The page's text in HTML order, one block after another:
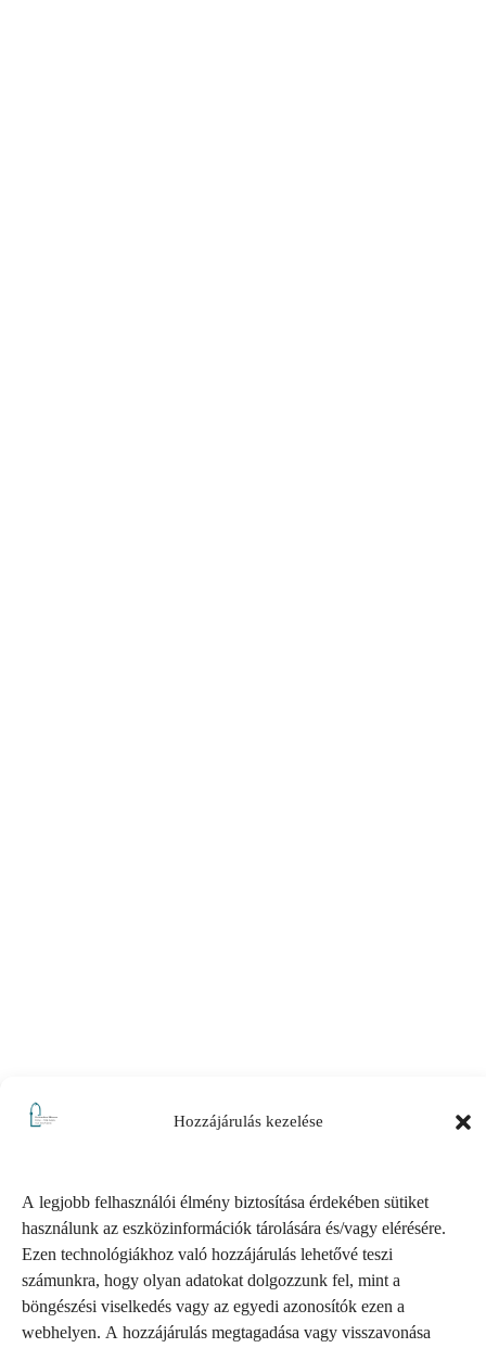
Hozzájárulás kezelése
A legjobb felhasználói élmény biztosítása érdekében sütiket
használunk az eszközinformációk tárolására és/vagy elérésére.
Ezen technológiákhoz való hozzájárulás lehetővé teszi
számunkra, hogy olyan adatokat dolgozzunk fel, mint a
böngészési viselkedés vagy az egyedi azonosítók ezen a
webhelyen. A hozzájárulás megtagadása vagy visszavonása